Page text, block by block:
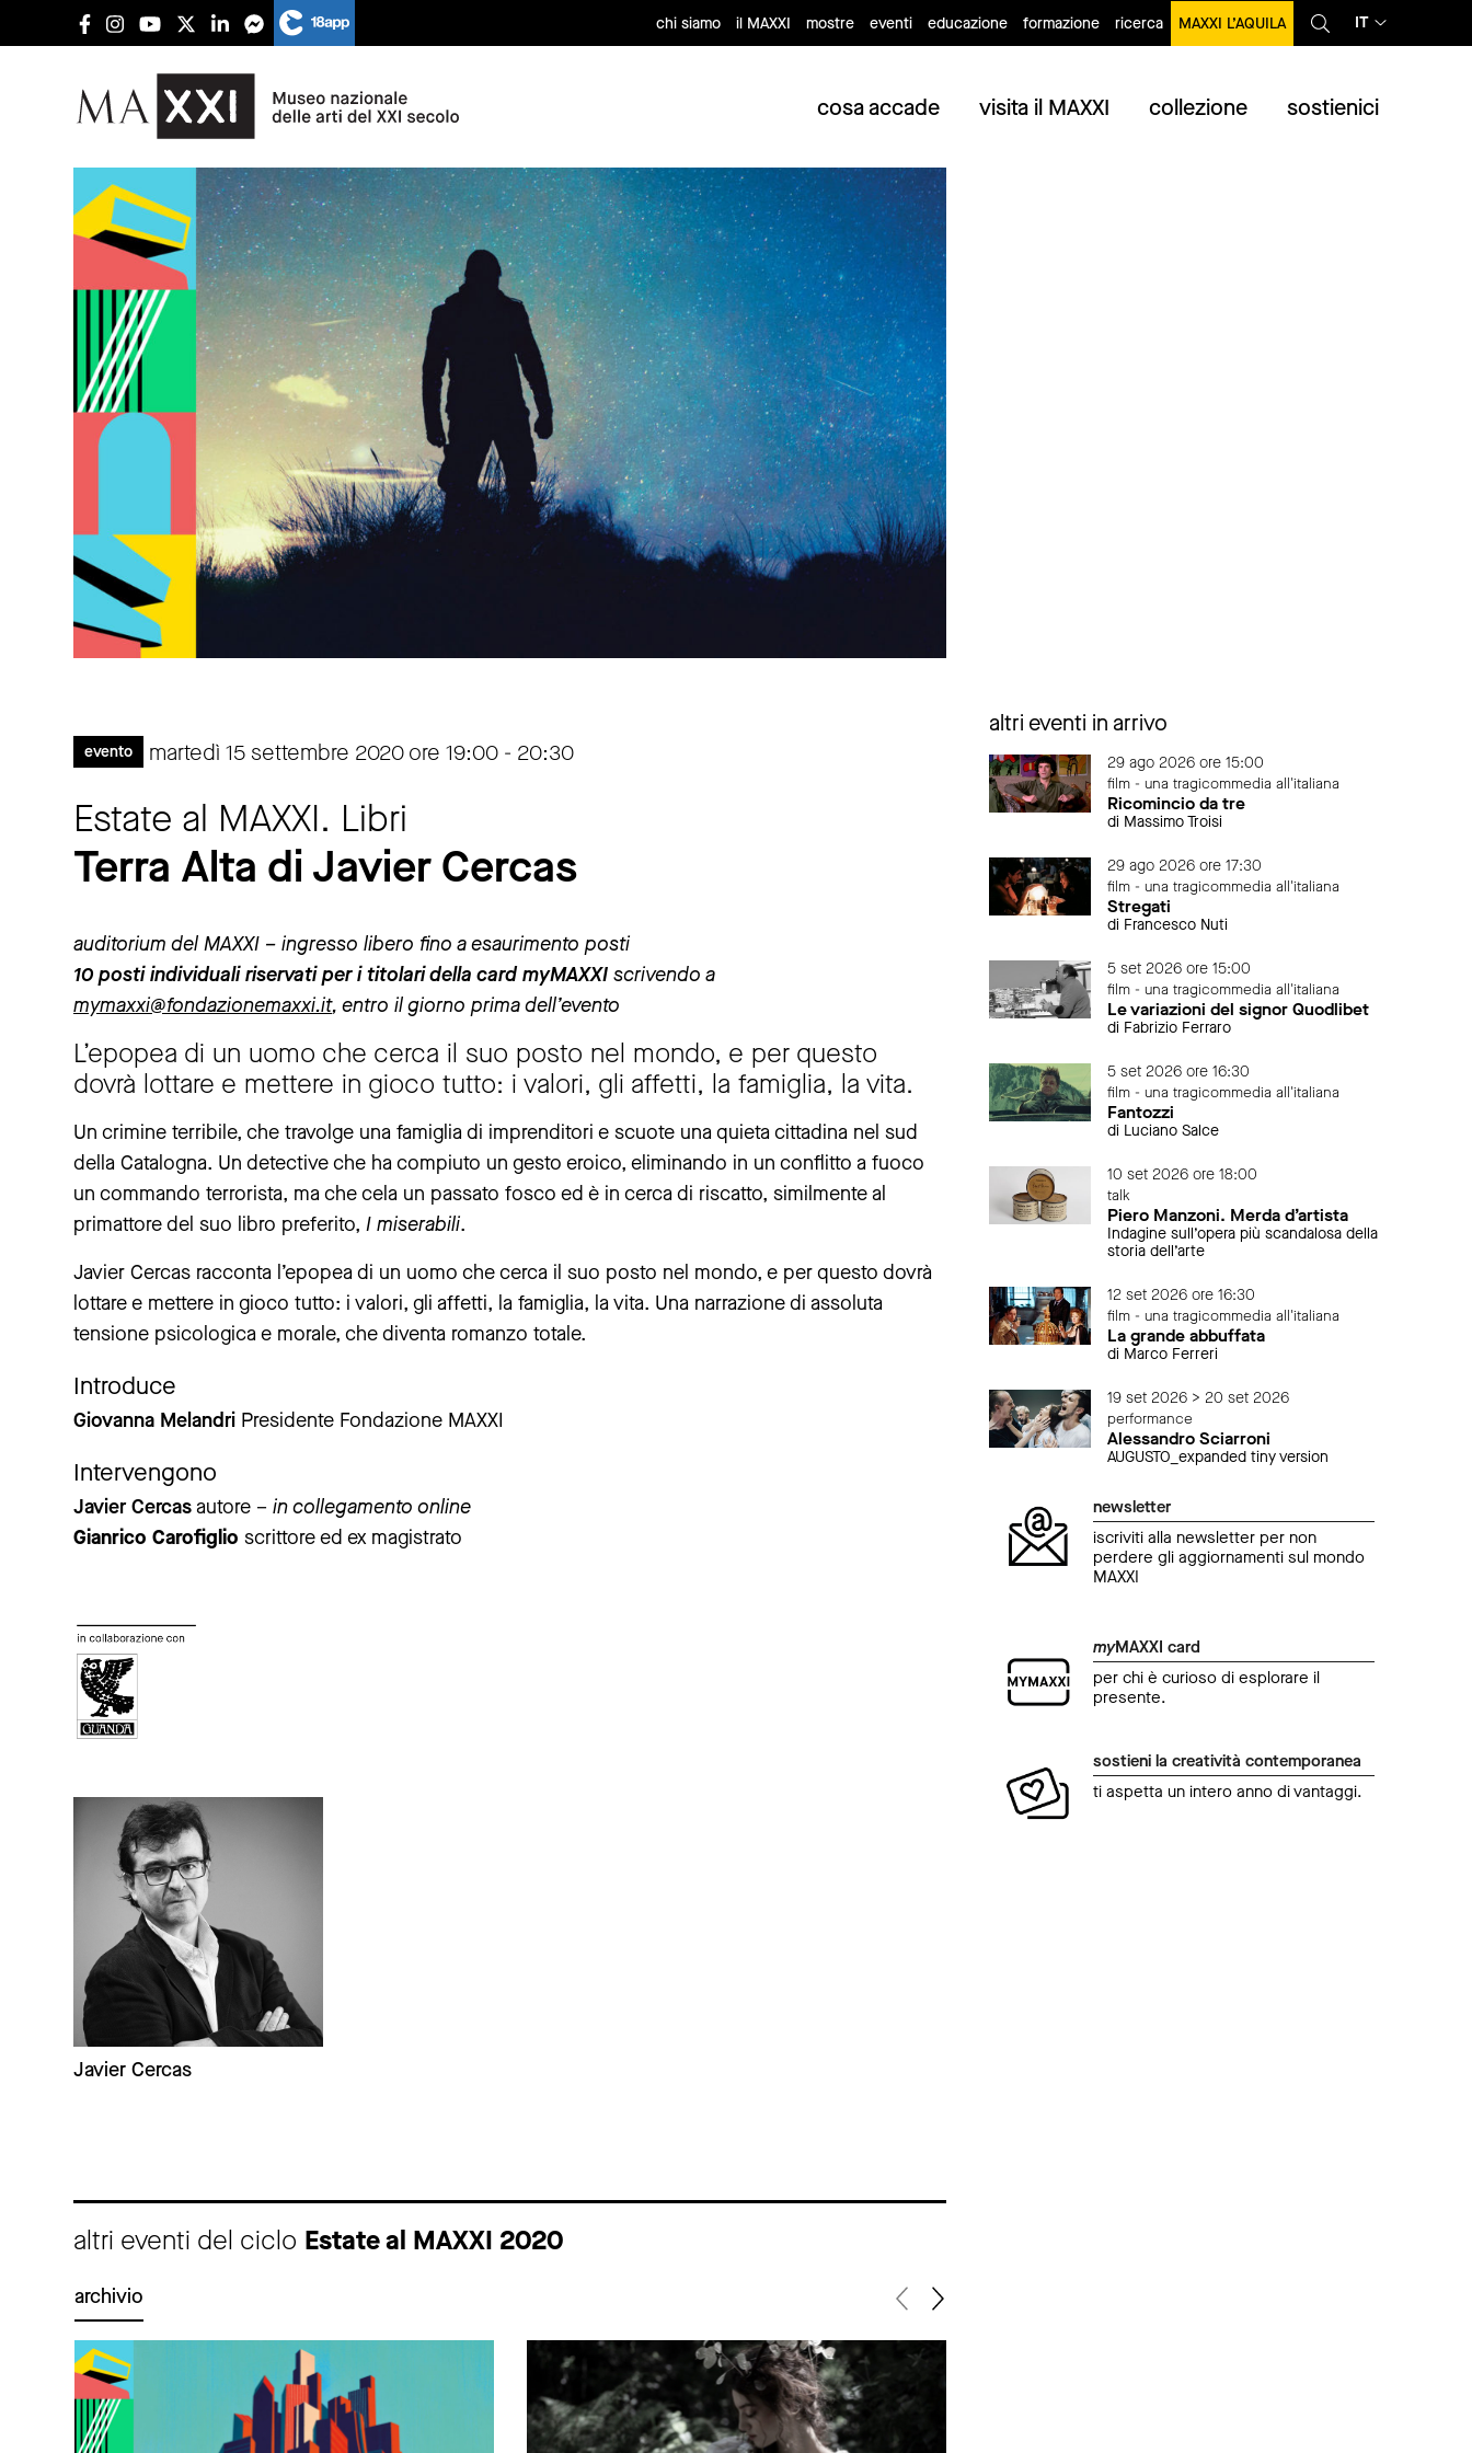
chi siamo il MAXXI mostre eventi educazione formazione ricerca MAXXI L’AQUILA IT
cosa accade visita il MAXXI collezione sostienici
evento martedì 15 settembre 2020 ore 19:00 - 20:30
Estate al MAXXI. Libri
Terra Alta di Javier Cercas
auditorium del MAXXI – ingresso libero fino a esaurimento posti
10 posti individuali riservati per i titolari della card myMAXXI scrivendo a
mymaxxi@fondazionemaxxi.it, entro il giorno prima dell’evento
L’epopea di un uomo che cerca il suo posto nel mondo, e per questo
dovrà lottare e mettere in gioco tutto: i valori, gli affetti, la famiglia, la vita.
Un crimine terribile, che travolge una famiglia di imprenditori e scuote una quieta cittadina nel sud
della Catalogna. Un detective che ha compiuto un gesto eroico, eliminando in un conflitto a fuoco
un commando terrorista, ma che cela un passato fosco ed è in cerca di riscatto, similmente al
primattore del suo libro preferito, I miserabili.
Javier Cercas racconta l’epopea di un uomo che cerca il suo posto nel mondo, e per questo dovrà
lottare e mettere in gioco tutto: i valori, gli affetti, la famiglia, la vita. Una narrazione di assoluta
tensione psicologica e morale, che diventa romanzo totale.
Introduce
Giovanna Melandri Presidente Fondazione MAXXI
Intervengono
Javier Cercasautore – in collegamento online
Gianrico Carofiglio scrittore ed ex magistrato
Javier Cercas
altri eventi del ciclo Estate al MAXXI 2020
archivio
altri eventi in arrivo
29 ago 2026 ore 15:00
film - una tragicommedia all'italiana
Ricomincio da tre
di Massimo Troisi
29 ago 2026 ore 17:30
film - una tragicommedia all'italiana
Stregati
di Francesco Nuti
5 set 2026 ore 15:00
film - una tragicommedia all'italiana
Le variazioni del signor Quodlibet
di Fabrizio Ferraro
5 set 2026 ore 16:30
film - una tragicommedia all'italiana
Fantozzi
di Luciano Salce
10 set 2026 ore 18:00
talk
Piero Manzoni. Merda d’artista
Indagine sull’opera più scandalosa della
storia dell’arte
12 set 2026 ore 16:30
film - una tragicommedia all'italiana
La grande abbuffata
di Marco Ferreri
19 set 2026 > 20 set 2026
performance
Alessandro Sciarroni
AUGUSTO_expanded tiny version
newsletter
iscriviti alla newsletter per non
perdere gli aggiornamenti sul mondo
MAXXI
myMAXXI card
per chi è curioso di esplorare il
presente.
sostieni la creatività contemporanea
ti aspetta un intero anno di vantaggi.